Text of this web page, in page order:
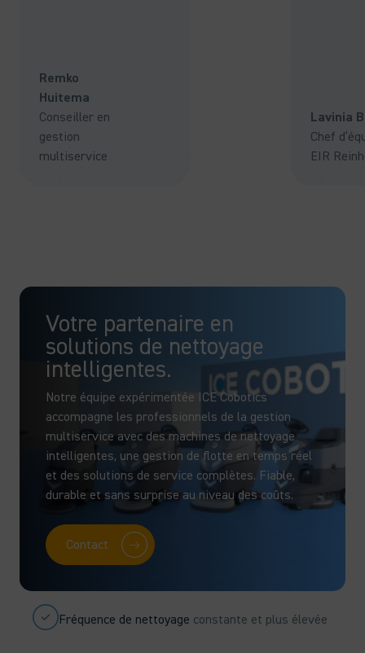
Remko
Huitema
Conseiller en
gestion
multiservice
Lavinia
Chef
EIR
Votre partenaire en
solutions de nettoyage
intelligentes.
Notre équipe expérimentée ICE Cobotics
accompagne les professionnels de la gestion
multiservice avec des machines de nettoyage
intelligentes, une gestion de flotte en temps réel
et des solutions de service complètes. Fiable,
durable et sans surprise au niveau des coûts.
Contact
Fréquence de nettoyage constante et plus élevée